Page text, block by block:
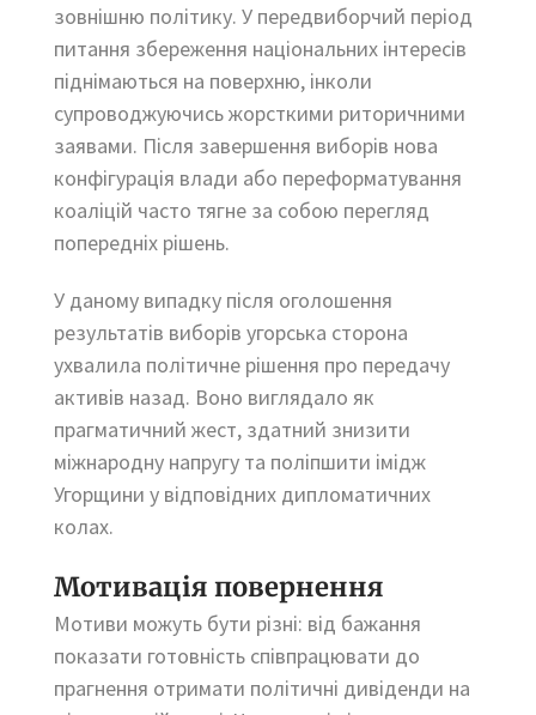
зовнішню політику. У передвиборчий період
питання збереження національних інтересів
піднімаються на поверхню, інколи
супроводжуючись жорсткими риторичними
заявами. Після завершення виборів нова
конфігурація влади або переформатування
коаліцій часто тягне за собою перегляд
попередніх рішень.
У даному випадку після оголошення
результатів виборів угорська сторона
ухвалила політичне рішення про передачу
активів назад. Воно виглядало як
прагматичний жест, здатний знизити
міжнародну напругу та поліпшити імідж
Угорщини у відповідних дипломатичних
колах.
Мотивація повернення
Мотиви можуть бути різні: від бажання
показати готовність співпрацювати до
прагнення отримати політичні дивіденди на